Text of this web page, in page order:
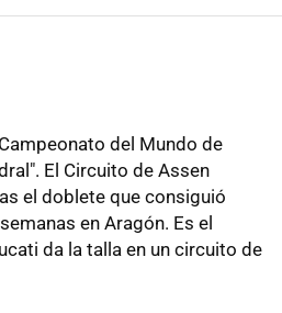
del Mundo de
El Circuito de Assen
el doblete que consiguió
en Aragón. Es el
da la talla en un circuito de